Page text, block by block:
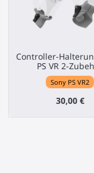
Controller-
PS VR 2-
Sony PS VR2
30,00 €